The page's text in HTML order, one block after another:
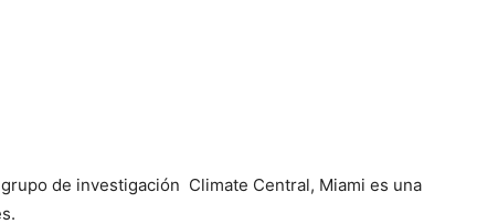
de investigación Climate Central, Miami es una